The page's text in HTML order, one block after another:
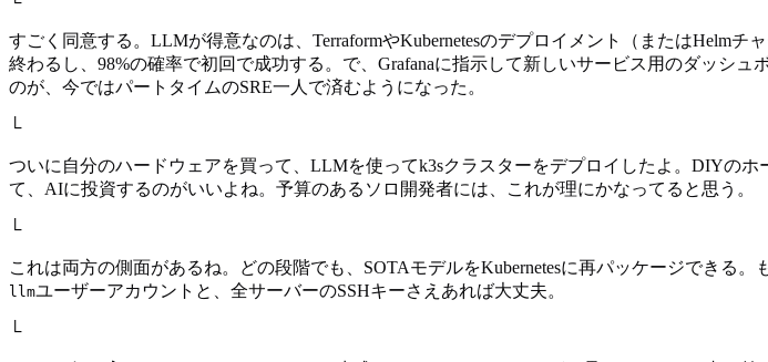
すごく同意する。LLMが得意なのは、TerraformやKubernetesのデプロイメント（またはHelm
終わるし、98%の確率で初回で成功する。で、Grafanaに指示して新しいサービス用のダッシ
のが、今ではパートタイムのSRE一人で済むようになった。
└
ついに自分のハードウェアを買って、LLMを使ってk3sクラスターをデプロイしたよ。DIYの
て、AIに投資するのがいいよね。予算のあるソロ開発者には、これが理にかなってると思う。
└
これは両方の側面があるね。どの段階でも、SOTAモデルをKubernetesに再パッケージできる
llmユーザーアカウントと、全サーバーのSSHキーさえあれば大丈夫。
└